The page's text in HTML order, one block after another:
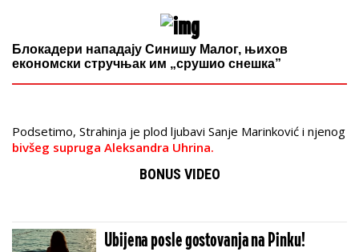
Блокадери нападају Синишу Малог, њихов
економски стручњак им „срушио снешка”
Podsetimo, Strahinja je plod ljubavi Sanje Marinković i njenog
bivšeg supruga Aleksandra Uhrina.
BONUS VIDEO
Ubijena posle gostovanja na Pinku!